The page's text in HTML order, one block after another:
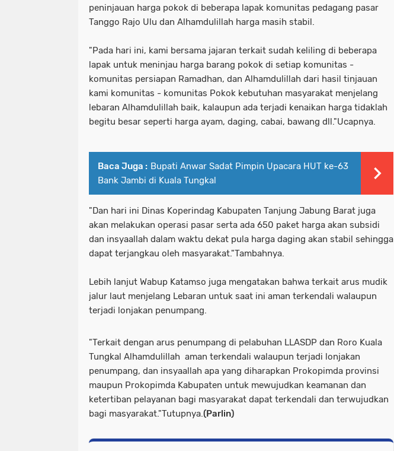
peninjauan harga pokok di beberapa lapak komunitas pedagang pasar
Tanggo Rajo Ulu dan Alhamdulillah harga masih stabil.
"Pada hari ini, kami bersama jajaran terkait sudah keliling di beberapa
lapak untuk meninjau harga barang pokok di setiap komunitas -
komunitas persiapan Ramadhan, dan Alhamdulillah dari hasil tinjauan
kami komunitas - komunitas Pokok kebutuhan masyarakat menjelang
lebaran Alhamdulillah baik, kalaupun ada terjadi kenaikan harga tidaklah
begitu besar seperti harga ayam, daging, cabai, bawang dll."Ucapnya.
Baca Juga : Bupati Anwar Sadat Pimpin Upacara HUT ke-63
Bank Jambi di Kuala Tungkal
"Dan hari ini Dinas Koperindag Kabupaten Tanjung Jabung Barat juga
akan melakukan operasi pasar serta ada 650 paket harga akan subsidi
dan insyaallah dalam waktu dekat pula harga daging akan stabil sehingga
dapat terjangkau oleh masyarakat."Tambahnya.
Lebih lanjut Wabup Katamso juga mengatakan bahwa terkait arus mudik
jalur laut menjelang Lebaran untuk saat ini aman terkendali walaupun
terjadi lonjakan penumpang.
"Terkait dengan arus penumpang di pelabuhan LLASDP dan Roro Kuala
Tungkal Alhamdulillah aman terkendali walaupun terjadi lonjakan
penumpang, dan insyaallah apa yang diharapkan Prokopimda provinsi
maupun Prokopimda Kabupaten untuk mewujudkan keamanan dan
ketertiban pelayanan bagi masyarakat dapat terkendali dan terwujudkan
bagi masyarakat."Tutupnya.(Parlin)